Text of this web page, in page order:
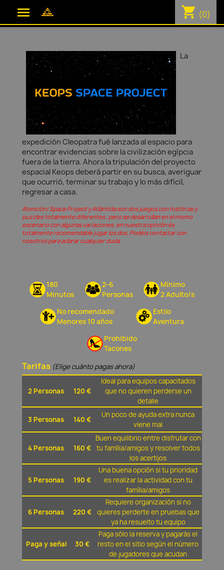
 shopping_cart (0)
La
expedición Cleopatra fué lanzada al espacio para
encontrar evidencias sobre la civilización egípcia
fuera de la tierra. Ahora la tripulación del proyecto
espacial Keops deberá partir en su busca, averiguar
que ocurrió, terminar su trabajo y lo más difícil,
regresar a casa.
Atención! Space Project y Atlántida son dos juegos con histórias y
puzzles totalmente diferentes , pero se desarrollan en el mismo
escenario con algunas variaciones, en nuestra opinión és
totalmente recomendable jugar los dos. Podéis contactar con
nosotros para aclarar cualquier duda
180
Minutos
2-6
Personas
Mínimo
2 Adulto/s
No recomendado
Menores 10 años
Estilo
Aventura
Prohibido
Tacones
Tarifas (Elige cuánto pagas ahora)
2 Personas 120 €
Ideal para equipos capacitados
que no quieren perderse un
detalle
3 Personas 140 €
Un poco de ayuda extra nunca
viene mal
4 Personas 160 €
Buen equilibrio entre disfrutar con
tu família/amigos y resolver todos
los acertijos
5 Personas 190 €
Una buena opción si tu prioridad
es realizar la actividad con tu
família/amigos
6 Personas 220 €
Requiere organización si no
quieres perderte en pruebas que
ya ha resuelto tu equipo
Paga y señal 30 €
Paga sólo la reserva y pagarás el
resto en el sitio según el número
de jugadores que acudan